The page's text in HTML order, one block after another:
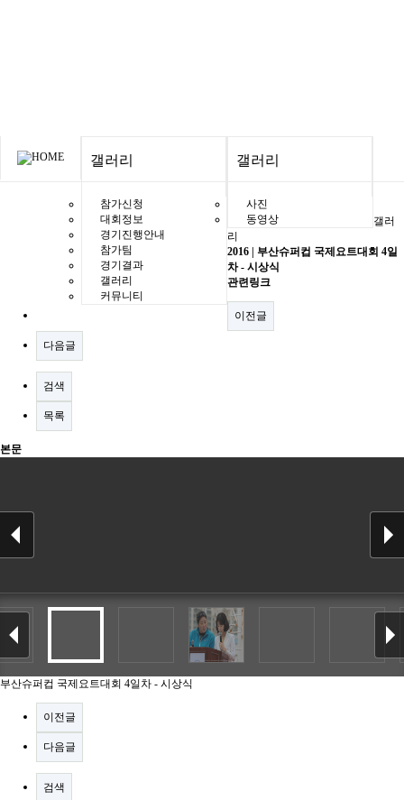
갤러리
참가신청
대회정보
경기진행안내
참가팀
경기결과
갤러리
커뮤니티
갤러리
사진
동영상
갤러
리
2016 | 부산슈퍼컵 국제요트대회 4일
차 - 시상식
관련링크
이전글
다음글
검색
목록
본문
부산슈퍼컵 국제요트대회 4일차 - 시상식
이전글
다음글
검색